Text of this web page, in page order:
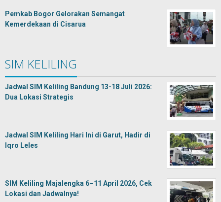
Pemkab Bogor Gelorakan Semangat
Kemerdekaan di Cisarua
SIM KELILING
Jadwal SIM Keliling Bandung 13-18 Juli 2026:
Dua Lokasi Strategis
Jadwal SIM Keliling Hari Ini di Garut, Hadir di
Iqro Leles
SIM Keliling Majalengka 6–11 April 2026, Cek
Lokasi dan Jadwalnya!